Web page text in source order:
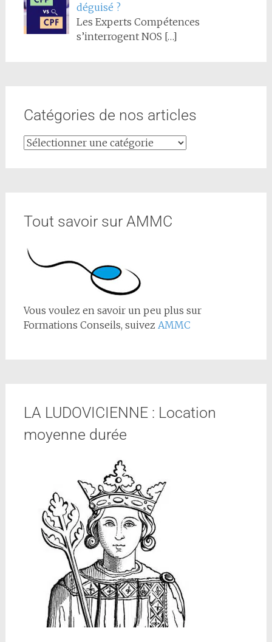
déguisé ?
Les Experts Compétences
s’interrogent NOS […]
Catégories de nos articles
Tout savoir sur AMMC
Vous voulez en savoir un peu plus sur
Formations Conseils, suivez AMMC
LA LUDOVICIENNE : Location
moyenne durée